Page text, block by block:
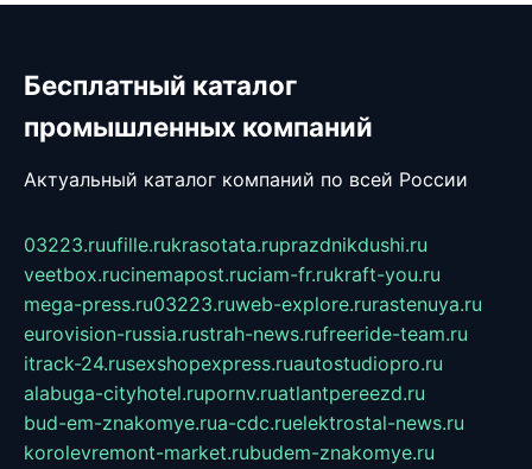
Бесплатный каталог
промышленных компаний
Актуальный каталог компаний по всей России
03223.ruufille.rukrasotata.ruprazdnikdushi.ru
veetbox.rucinemapost.ruciam-fr.rukraft-you.ru
mega-press.ru03223.ruweb-explore.rurastenuya.ru
eurovision-russia.rustrah-news.rufreeride-team.ru
itrack-24.rusexshopexpress.ruautostudiopro.ru
alabuga-cityhotel.rupornv.ruatlantpereezd.ru
bud-em-znakomye.rua-cdc.ruelektrostal-news.ru
korolevremont-market.rubudem-znakomye.ru